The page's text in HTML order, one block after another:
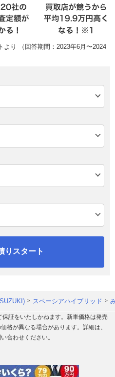
り （回答期間：2023年6月〜2024
りスタート
スペーシアハイブリッド
証をいたしかねます。新車価格は発売
格が異なる場合があります。詳細は、
合わせください。